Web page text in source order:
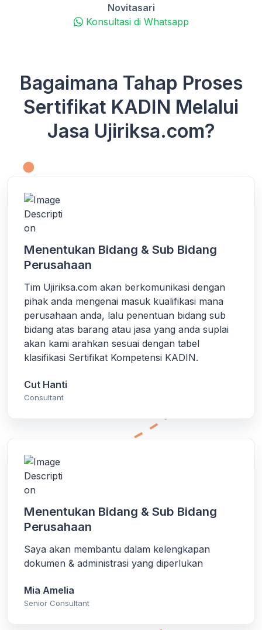
Novitasari
Konsultasi di Whatsapp
Bagaimana Tahap Proses
Sertifikat KADIN Melalui
Jasa Ujiriksa.com?
Menentukan Bidang & Sub Bidang
Perusahaan
Tim Ujiriksa.com akan berkomunikasi dengan
pihak anda mengenai masuk kualifikasi mana
perusahaan anda, lalu penentuan bidang sub
bidang atas barang atau jasa yang anda suplai
akan kami arahkan sesuai dengan tabel
klasifikasi Sertifikat Kompetensi KADIN.
Cut Hanti
Consultant
Menentukan Bidang & Sub Bidang
Perusahaan
Saya akan membantu dalam kelengkapan
dokumen & administrasi yang diperlukan
Mia Amelia
Senior Consultant